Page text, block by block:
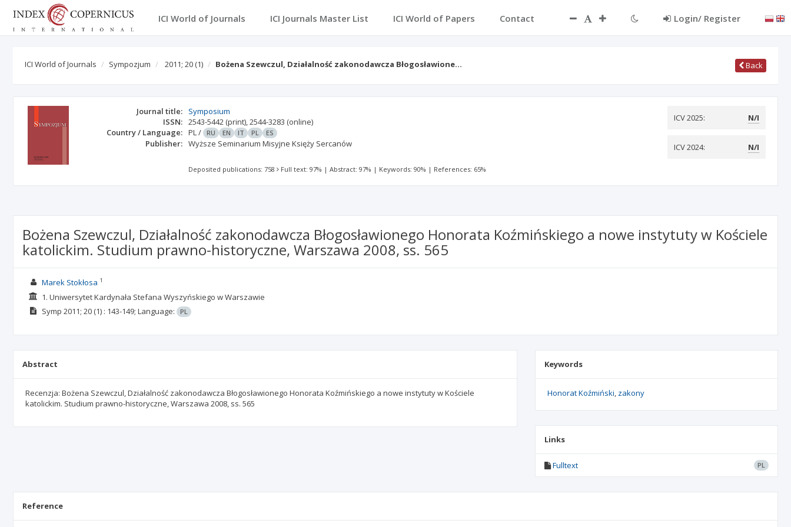
ICI World of Journals ICI Journals Master List ICI World of Papers Contact Login/ Register
ICI World of Journals Sympozjum 2011; 20 (1) Bożena Szewczul, Działalność zakonodawcza Błogosławione… Back
Journal title:
Symposium
ISSN: 2543-5442 (print),2544-3283 (online)
Country / Language: PL/ RU EN IT PL ES
Publisher: Wyższe Seminarium Misyjne Księży Sercanów
ICV 2025: N/I
ICV 2024: N/I
Deposited publications: 758 Full text: 97% |Abstract: 97% | Keywords: 90% | References: 65%
Bożena Szewczul, Działalność zakonodawcza Błogosławionego Honorata Koźmińskiego a nowe instytuty w Kościele
katolickim. Studium prawno-historyczne, Warszawa 2008, ss. 565
Marek Stokłosa 1
1. Uniwersytet Kardynała Stefana Wyszyńskiego w Warszawie
Symp 2011; 20(1) : 143-149; Language: PL
Abstract
Recenzja: Bożena Szewczul, Działalność zakonodawcza Błogosławionego Honorata Koźmińskiego a nowe instytuty w Kościele
katolickim. Studium prawno-historyczne, Warszawa 2008, ss. 565
Keywords
Honorat Koźmiński zakony
Links
Fulltext PL
Reference